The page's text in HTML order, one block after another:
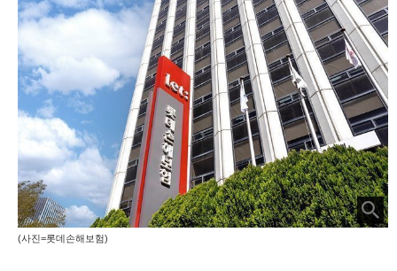
(사진=롯데손해보험)